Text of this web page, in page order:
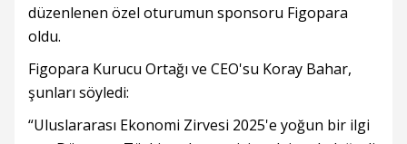
düzenlenen özel oturumun sponsoru Figopara
oldu.
Figopara Kurucu Ortağı ve CEO'su Koray Bahar,
şunları söyledi:
“Uluslararası Ekonomi Zirvesi 2025'e yoğun bir ilgi